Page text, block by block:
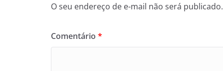
O seu endereço de e-mail não será publicado.
Comentário *